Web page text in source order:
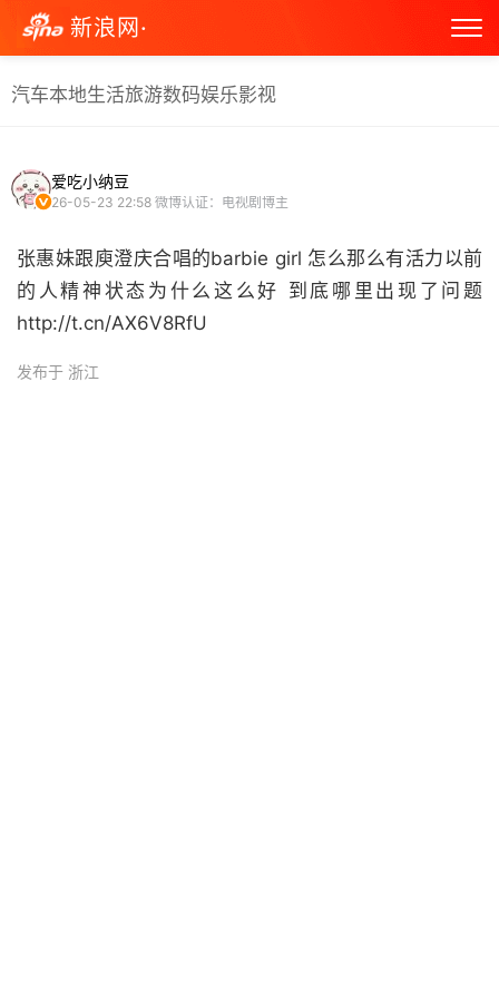
新浪网·
汽车本地生活旅游数码娱乐影视
爱吃小纳豆
26-05-23 22:58 微博认证：电视剧博主
张惠妹跟庾澄庆合唱的barbie girl 怎么那么有活力以前
的人精神状态为什么这么好 到底哪里出现了问题
http://t.cn/AX6V8RfU ​
发布于 浙江